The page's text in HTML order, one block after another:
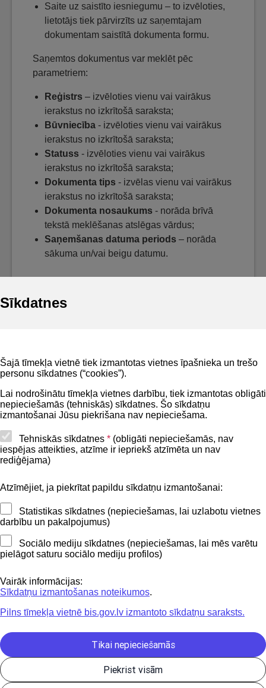
Sīkdatnes
Šajā tīmekļa vietnē tiek izmantotas vietnes īpašnieka un trešo
personu sīkdatnes (“cookies”).
Lai nodrošinātu tīmekļa vietnes darbību, tiek izmantotas obligāti
nepieciešamās (tehniskās) sīkdatnes. Šo sīkdatņu
izmantošanai Jūsu piekrišana nav nepieciešama.
Tehniskās sīkdatnes * (obligāti nepieciešamās, nav
iespējas atteikties, atzīme ir iepriekš atzīmēta un nav
rediģējama)
Atzīmējiet, ja piekrītat papildu sīkdatņu izmantošanai:
Statistikas sīkdatnes (nepieciešamas, lai uzlabotu vietnes
darbību un pakalpojumus)
Sociālo mediju sīkdatnes (nepieciešamas, lai mēs varētu
pielāgot saturu sociālo mediju profilos)
Vairāk informācijas:
Sīkdatņu izmantošanas noteikumos.
Pilns tīmekļa vietnē bis.gov.lv izmantoto sīkdatņu saraksts.
Piekrist visām
Tikai nepieciešamās
Saite uz saistīto iesniegumu – to izvēloties,
lietotājs tiek pārvirzīts uz saņemtajam
dokumentam saistītā dokumenta formu.
Saņemtos dokumentus var meklēt pēc
parametriem:
Reģistrs – izvēloties vienu vai vairākus
ierakstus no izkrītošā saraksta;
Būvniecība - izvēloties vienu vai vairākus
ierakstus no izkrītošā saraksta;
Statuss - izvēloties vienu vai vairākus
ierakstus no izkrītošā saraksta;
Dokumenta tips - izvēlas vienu vai vairākus
ierakstus no izkrītošā saraksta;
Dokumenta nosaukums - norāda brīvā
tekstā meklēšanas atslēgas vārdus;
Saņemšanas datuma periods – norāda
sākuma un/vai beigu datumu.
Privātuma politika
Lapas karte
Piekļūstamības paziņojums
Kontakti
BIS atbalsta dienesta tālrunis:
Sekojiet mums
Lejupielādejiet